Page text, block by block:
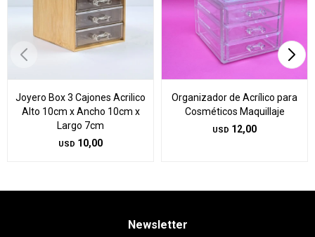
Joyero Box 3 Cajones Acrilico
Alto 10cm x Ancho 10cm x
Largo 7cm
USD 10,00
Organizador de Acrílico para
Cosméticos Maquillaje
USD 12,00
Newsletter